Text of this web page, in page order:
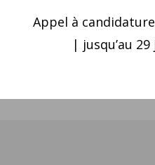
articles
Appel à
| jusqu’au